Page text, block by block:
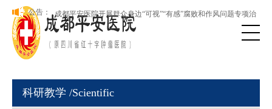
公告：
成都平安医院开展群众身边“可视”“有感”腐败和作风问题专项治
理
科研教学 /Scientific